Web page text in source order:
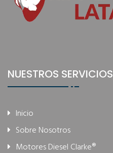
NUESTROS SERVICIOS
Inicio
Sobre Nosotros
Motores Diesel Clarke®